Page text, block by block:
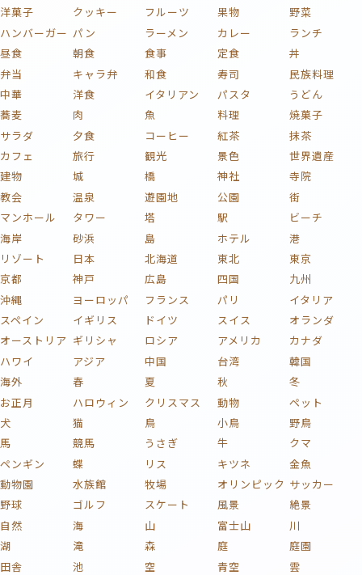
洋菓子
クッキー フルーツ 果物
野菜
ハンバーガー パン ラーメン カレー
ランチ
昼食
朝食 食事 定食
丼
弁当
キャラ弁 和食 寿司
民族料理
中華
洋食 イタリアン パスタ
うどん
蕎麦
肉 魚 料理
焼菓子
サラダ
夕食 コーヒー 紅茶
抹茶
カフェ
旅行 観光 景色
世界遺産
建物
城 橋 神社
寺院
教会
温泉 遊園地 公園
街
マンホール
タワー 塔 駅
ビーチ
海岸
砂浜 島 ホテル
港
リゾート
日本 北海道 東北
東京
京都
神戸 広島 四国
九州
沖縄
ヨーロッパ フランス パリ
イタリア
スペイン
イギリス ドイツ スイス
オランダ
オーストリア ギリシャ ロシア アメリカ
カナダ
ハワイ
アジア 中国 台湾
韓国
海外
春 夏 秋
冬
お正月
ハロウィン クリスマス 動物
ペット
犬
猫 鳥 小鳥
野鳥
馬
競馬 うさぎ 牛
クマ
ペンギン
蝶 リス キツネ
金魚
動物園
水族館 牧場 オリンピック サッカー
野球
ゴルフ スケート 風景
絶景
自然
海 山 富士山
川
湖
滝 森 庭
庭園
田舎
池 空 青空
雲